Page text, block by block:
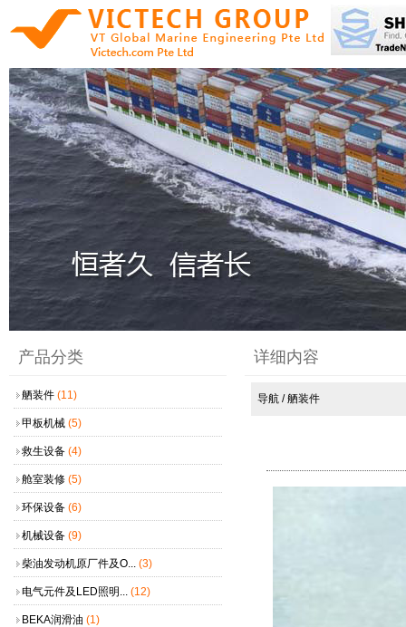
产品分类
舾装件 (11)
甲板机械 (5)
救生设备 (4)
舱室装修 (5)
环保设备 (6)
机械设备 (9)
柴油发动机原厂件及O... (3)
电气元件及LED照明... (12)
BEKA润滑油 (1)
详细内容
导航 / 舾装件